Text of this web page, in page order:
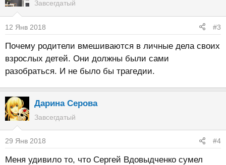
Завсегдатый
12 Янв 2018 #3
Почему родители вмешиваются в личные дела своих
взрослых детей. Они должны были сами
разобраться. И не было бы трагедии.
Дарина Серова
Завсегдатый
29 Янв 2018 #4
Меня удивило то, что Сергей Вдовыдченко сумел